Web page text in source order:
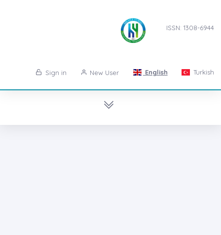
ISSN: 1308-6944
Sign in New User English Turkish